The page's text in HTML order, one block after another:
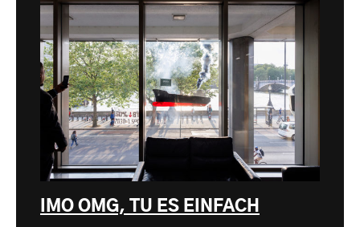
IMO OMG, TU ES EINFACH